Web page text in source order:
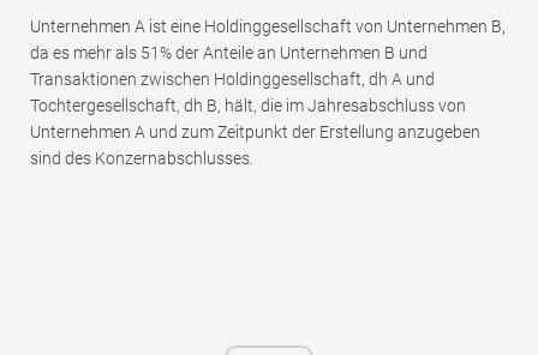
Unternehmen A ist eine Holdinggesellschaft von Unternehmen B,
da es mehr als 51% der Anteile an Unternehmen B und
Transaktionen zwischen Holdinggesellschaft, dh A und
Tochtergesellschaft, dh B, hält, die im Jahresabschluss von
Unternehmen A und zum Zeitpunkt der Erstellung anzugeben
sind des Konzernabschlusses.